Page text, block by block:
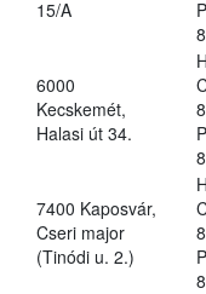
15/A
6000
Kecskemét,
Halasi út 34.
7400 Kaposvár,
Cseri major
(Tinódi u. 2.)